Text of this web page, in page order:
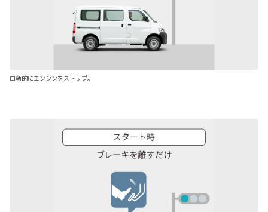
自動的にエンジンをストップ。